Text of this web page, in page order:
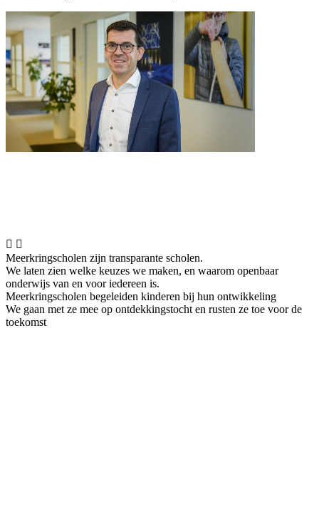
 
Meerkringscholen zijn transparante scholen.
We laten zien welke keuzes we maken, en waarom openbaar
onderwijs van en voor iedereen is.
Meerkringscholen begeleiden kinderen bij hun ontwikkeling
We gaan met ze mee op ontdekkingstocht en rusten ze toe voor de
toekomst